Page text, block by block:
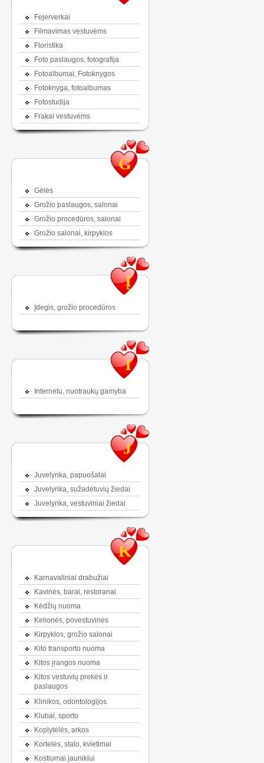
Fejerverkai
Filmavimas vestuvėms
Floristika
Foto paslaugos, fotografija
Fotoalbumai, Fotoknygos
Fotoknyga, fotoalbumas
Fotostudija
Frakai vestuvėms
G
Gėlės
Grožio paslaugos, salonai
Grožio procedūros, salonai
Grožio salonai, kirpyklos
Į
Įdegis, grožio procedūros
I
Internetu, nuotraukų gamyba
J
Juvelyrika, papuošalai
Juvelyrika, sužadėtuvių žiedai
Juvelyrika, vestuviniai žiedai
K
Karnavaliniai drabužiai
Kavinės, barai, restoranai
Kėdžių nuoma
Kelionės, povestuvinės
Kirpyklos, grožio salonai
Kito transporto nuoma
Kitos įrangos nuoma
Kitos vestuvių prekės ir
paslaugos
Klinikos, odontologijos
Klubai, sporto
Koplytėlės, arkos
Kortelės, stalo, kvietimai
Kostiumai jaunikiui